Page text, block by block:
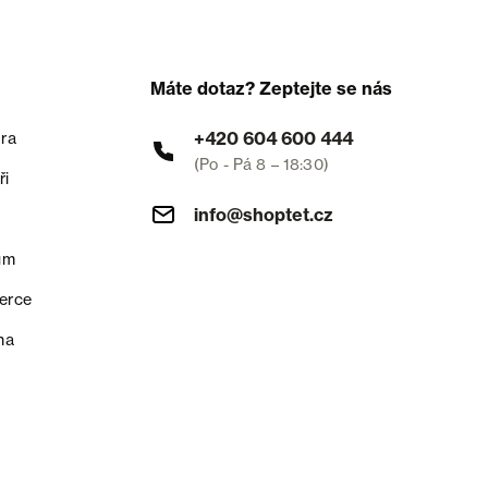
Máte dotaz? Zeptejte se nás
+420 604 600 444
(Po - Pá 8 – 18:30)
info@shoptet.cz